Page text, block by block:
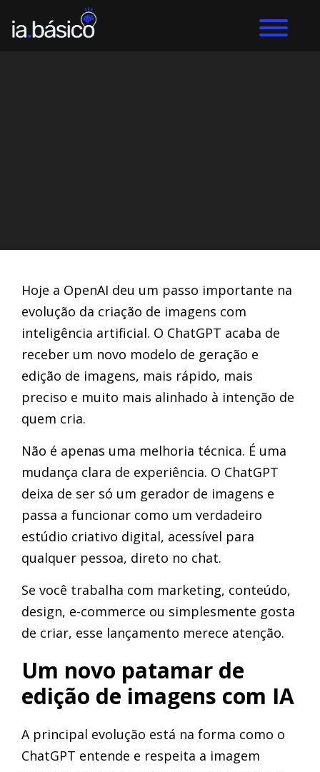
Hoje a OpenAI deu um passo importante na
evolução da criação de imagens com
inteligência artificial. O ChatGPT acaba de
receber um novo modelo de geração e
edição de imagens, mais rápido, mais
preciso e muito mais alinhado à intenção de
quem cria.
Não é apenas uma melhoria técnica. É uma
mudança clara de experiência. O ChatGPT
deixa de ser só um gerador de imagens e
passa a funcionar como um verdadeiro
estúdio criativo digital, acessível para
qualquer pessoa, direto no chat.
Se você trabalha com marketing, conteúdo,
design, e-commerce ou simplesmente gosta
de criar, esse lançamento merece atenção.
Um novo patamar de
edição de imagens com IA
A principal evolução está na forma como o
ChatGPT entende e respeita a imagem